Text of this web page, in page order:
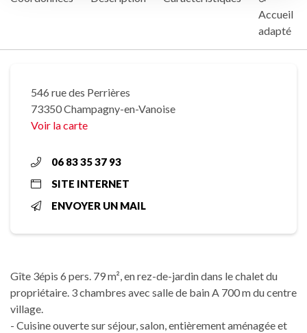
Accueil
adapté
546 rue des Perrières
73350 Champagny-en-Vanoise
Voir la carte
06 83 35 37 93
SITE INTERNET
ENVOYER UN MAIL
Gîte 3épis 6 pers. 79 m², en rez-de-jardin dans le chalet du
propriétaire. 3 chambres avec salle de bain A 700 m du centre
village.
- Cuisine ouverte sur séjour, salon, entièrement aménagée et